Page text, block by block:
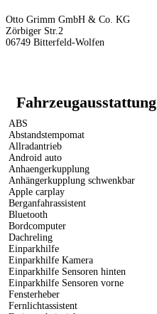
Otto Grimm GmbH & Co. KG
Zörbiger Str.2
06749 Bitterfeld-Wolfen
Fahrzeugausstattung
ABS
Abstandstempomat
Allradantrieb
Android auto
Anhaengerkupplung
Anhängerkupplung schwenkbar
Apple carplay
Berganfahrassistent
Bluetooth
Bordcomputer
Dachreling
Einparkhilfe
Einparkhilfe Kamera
Einparkhilfe Sensoren hinten
Einparkhilfe Sensoren vorne
Fensterheber
Fernlichtassistent